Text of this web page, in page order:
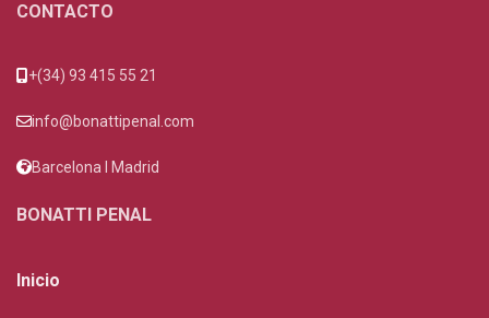
CONTACTO
+(34) 93 415 55 21
info@bonattipenal.com
Barcelona I Madrid
BONATTI PENAL
Inicio